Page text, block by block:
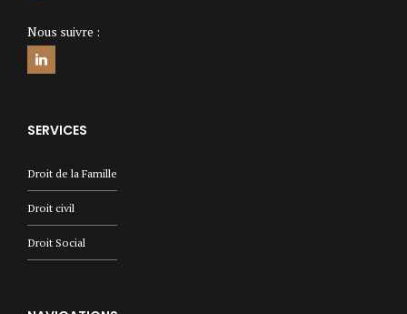
Nous suivre :
SERVICES
Droit de la Famille
Droit civil
Droit Social